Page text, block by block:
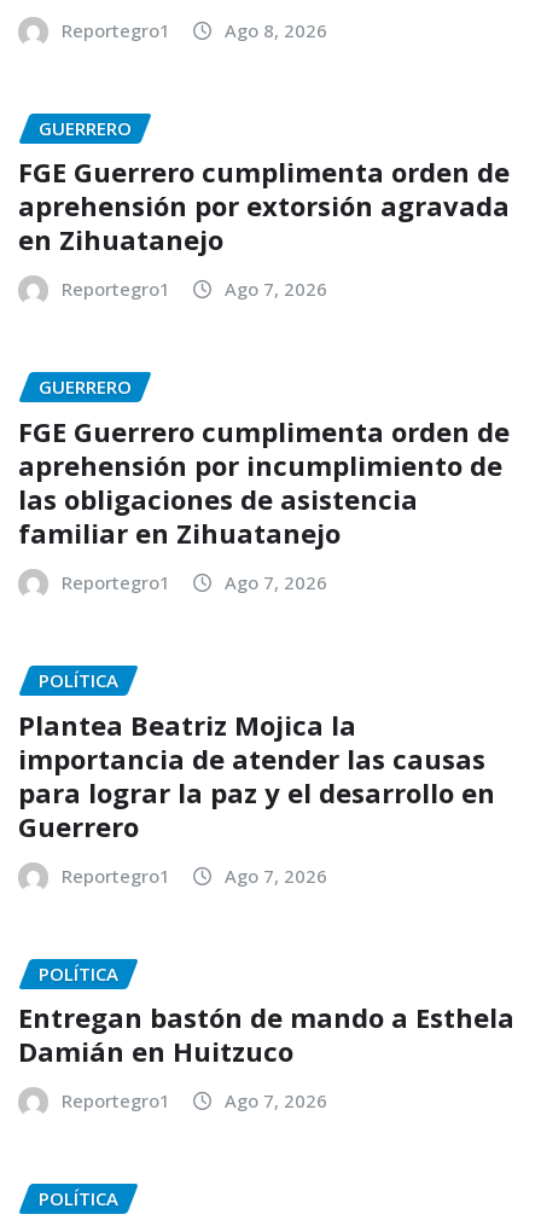
Reportegro1 Ago 8, 2026
GUERRERO
FGE Guerrero cumplimenta orden de
aprehensión por extorsión agravada
en Zihuatanejo
Reportegro1 Ago 7, 2026
GUERRERO
FGE Guerrero cumplimenta orden de
aprehensión por incumplimiento de
las obligaciones de asistencia
familiar en Zihuatanejo
Reportegro1 Ago 7, 2026
POLÍTICA
Plantea Beatriz Mojica la
importancia de atender las causas
para lograr la paz y el desarrollo en
Guerrero
Reportegro1 Ago 7, 2026
POLÍTICA
Entregan bastón de mando a Esthela
Damián en Huitzuco
Reportegro1 Ago 7, 2026
POLÍTICA